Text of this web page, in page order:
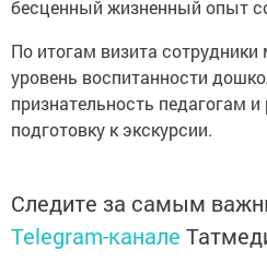
бесценный жизненный опыт
По итогам визита
уровень воспитанности
признательность педагогам
подготовку к экскурсии.
Следите за самым
Telegram-канале